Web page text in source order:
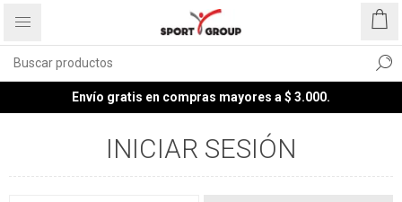
Envío gratis en compras mayores a $ 3.000.
INICIAR SESIÓN